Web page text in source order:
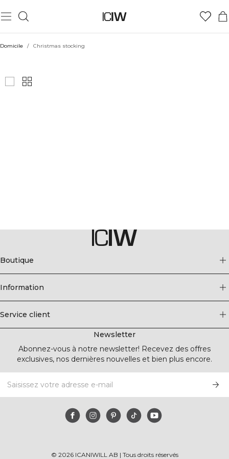
Domicile / Christmas stocking
Boutique
Information
Service client
Newsletter
Abonnez-vous à notre newsletter! Recevez des offres
exclusives, nos dernières nouvelles et bien plus encore.
© 2026ICANIWILL AB | Tous droits réservés